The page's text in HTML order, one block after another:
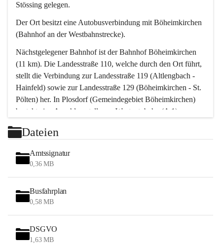
Stössing gelegen.
Der Ort besitzt eine Autobusverbindung mit Böheimkirchen
(Bahnhof an der Westbahnstrecke).
Nächstgelegener Bahnhof ist der Bahnhof Böheimkirchen
(11 km). Die Landesstraße 110, welche durch den Ort führt,
stellt die Verbindung zur Landesstraße 119 (Altlengbach -
Hainfeld) sowie zur Landesstraße 129 (Böheimkirchen - St.
Pölten) her. In Plosdorf (Gemeindegebiet Böheimkirchen)
besteht eine Anschlussstelle zur Westautobahn (A 1).
Wien erreicht man in ca. 45 Minuten.
Stössing zählt noch zum Naherholungsraum Wien sowie
zum Naherholungsraum St. Pölten. Viele Bauernhöfe hatten
„ihre Wiener“. Seit 1960 bauten viele Wiener
Wochenendhäuser im Gemeindegebiet. Wegen des
waldreichen Jagdgebietes haben viele Jagdpächter ihre
Das Wandern ist aus touristischer Sicht die bedeutendste
Tätigkeit. Das hügelige Gebiet mit Wanderwegen durch
Dateien
Amtssignatur
0,36 MB
Busfahrplan
0,58 MB
DSGVO
1,63 MB